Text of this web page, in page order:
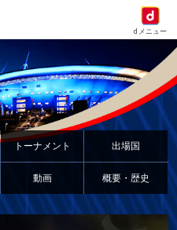
dメニュー
トーナメント 出場国
動画 概要・歴史